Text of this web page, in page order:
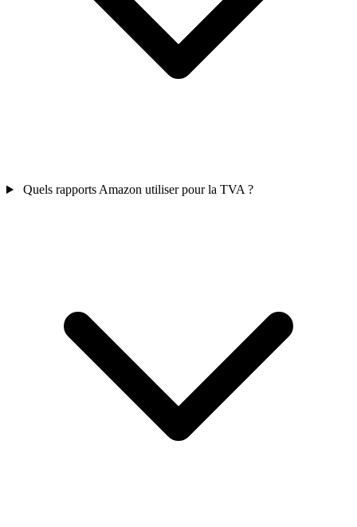
Quels rapports Amazon utiliser pour la TVA ?